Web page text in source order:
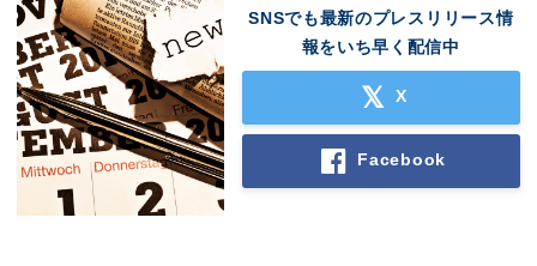
SNSでも最新のプレスリリース情
報をいち早く配信中
X
Facebook